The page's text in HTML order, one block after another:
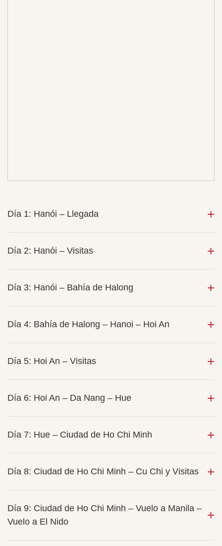
Día 1: Hanói – Llegada
Día 2: Hanói – Visitas
Día 3: Hanói – Bahía de Halong
Día 4: Bahía de Halong – Hanoi – Hoi An
Día 5: Hoi An – Visitas
Día 6: Hoi An – Da Nang – Hue
Día 7: Hue – Ciudad de Ho Chi Minh
Día 8: Ciudad de Ho Chi Minh – Cu Chi y Visitas
Día 9: Ciudad de Ho Chi Minh – Vuelo a Manila –
Vuelo a El Nido